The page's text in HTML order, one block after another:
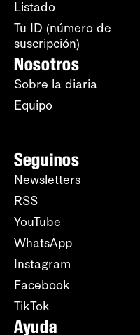
Listado
Tu ID (número de
suscripción)
Nosotros
Sobre la diaria
Equipo
Seguinos
Newsletters
RSS
YouTube
WhatsApp
Instagram
Facebook
TikTok
Ayuda